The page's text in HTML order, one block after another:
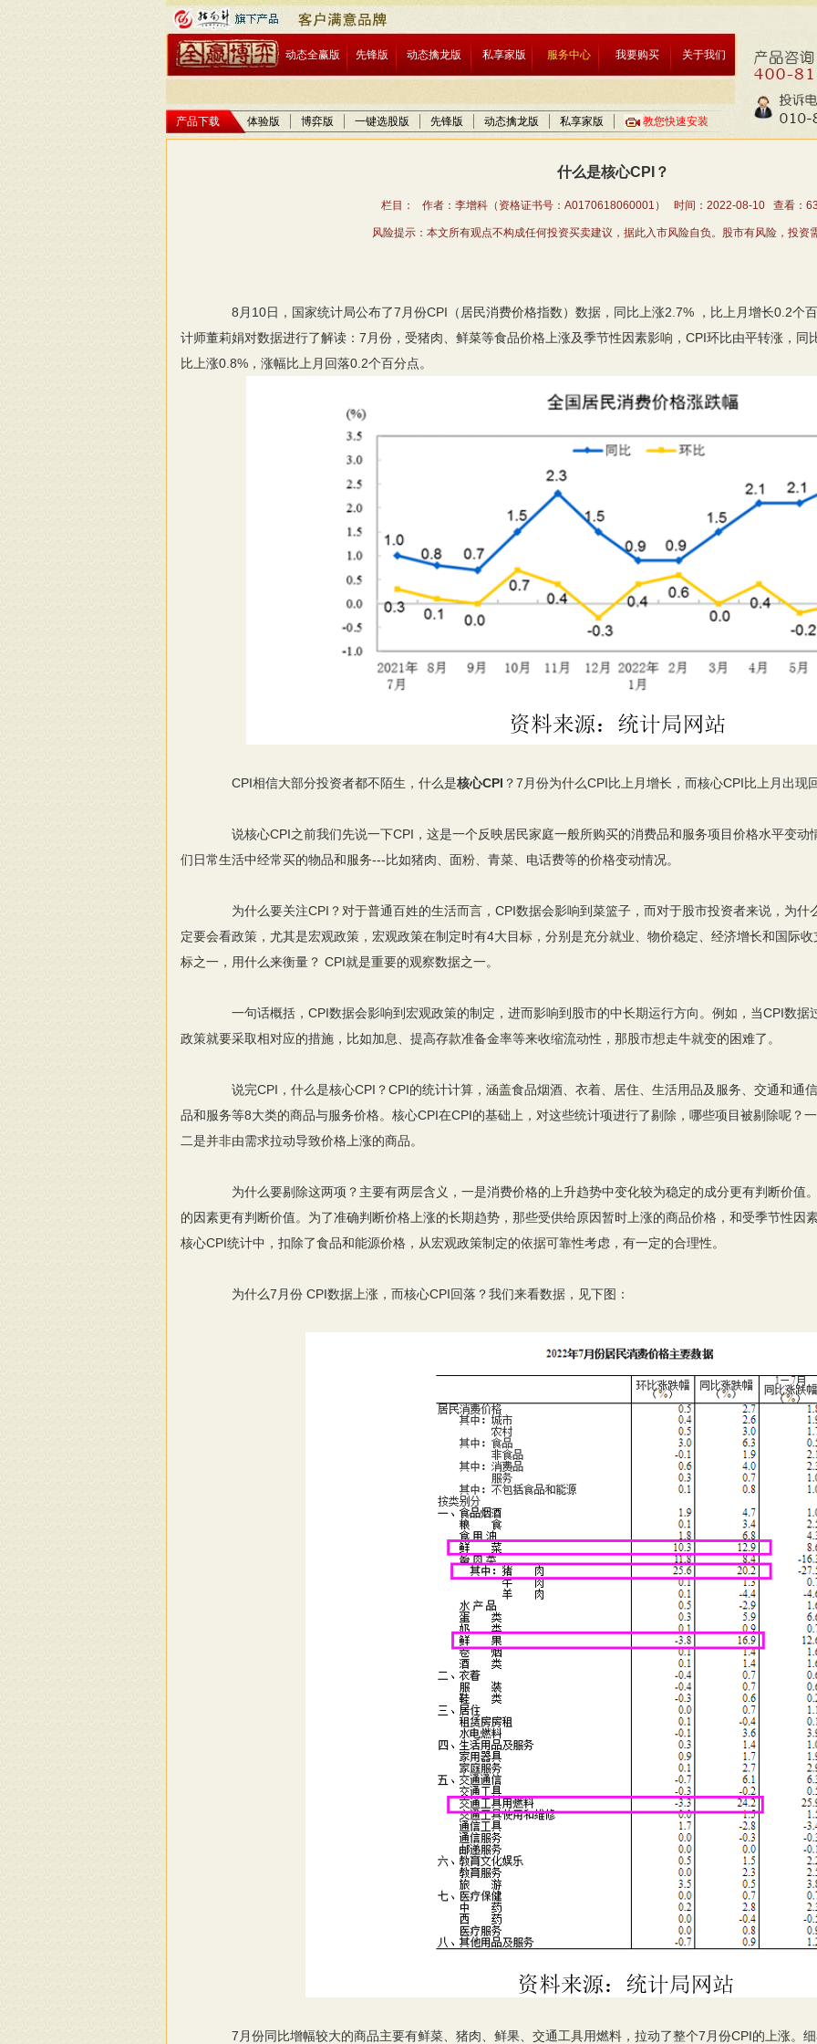
动态全赢版 先锋版 动态擒龙版 私享家版 服务中心 我要购买 关于我们
产品下载 体验版 博弈版 一键选股版 先锋版 动态擒龙版 私享家版 教您快速安装
什么是核心CPI？
栏目： 作者：李增科（资格证书号：A0170618060001） 时间：2022-08-10 查看：
风险提示：本文所有观点不构成任何投资买卖建议，据此入市风险自负。股市有风险，投资
8月10日，国家统计局公布了7月份CPI（居民消费价格指数）数据，同比上涨2.7% ，比上月增长0.2个
计师董莉娟对数据进行了解读：7月份，受猪肉、鲜菜等食品价格上涨及季节性因素影响，CPI环比由平转涨，同
比上涨0.8%，涨幅比上月回落0.2个百分点。
CPI相信大部分投资者都不陌生，什么是核心CPI ？7月份为什么CPI比上月增长，而核心CPI比上月出现
说核心CPI之前我们先说一下CPI，这是一个反映居民家庭一般所购买的消费品和服务项目价格水平变动
们日常生活中经常买的物品和服务---比如猪肉、面粉、青菜、电话费等的价格变动情况。
为什么要关注CPI？对于普通百姓的生活而言，CPI数据会影响到菜篮子，而对于股市投资者来说，为什
定要会看政策，尤其是宏观政策，宏观政策在制定时有4大目标，分别是充分就业、物价稳定、经济增长和国际
标之一，用什么来衡量？ CPI就是重要的观察数据之一。
一句话概括，CPI数据会影响到宏观政策的制定，进而影响到股市的中长期运行方向。例如，当CPI数据
政策就要采取相对应的措施，比如加息、提高存款准备金率等来收缩流动性，那股市想走牛就变的困难了。
说完CPI，什么是核心CPI？CPI的统计计算，涵盖食品烟酒、衣着、居住、生活用品及服务、交通和通
品和服务等8大类的商品与服务价格。核心CPI在CPI的基础上，对这些统计项进行了剔除，哪些项目被剔除呢？
二是并非由需求拉动导致价格上涨的商品。
为什么要剔除这两项？主要有两层含义，一是消费价格的上升趋势中变化较为稳定的成分更有判断价值
的因素更有判断价值。为了准确判断价格上涨的长期趋势，那些受供给原因暂时上涨的商品价格，和受季节性因
核心CPI统计中，扣除了食品和能源价格，从宏观政策制定的依据可靠性考虑，有一定的合理性。
为什么7月份 CPI数据上涨，而核心CPI回落？我们来看数据，见下图：
7月份同比增幅较大的商品主要有鲜菜、猪肉、鲜果、交通工具用燃料，拉动了整个7月份CPI的上涨。